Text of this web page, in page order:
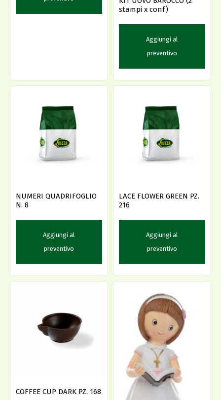
stampi x conf.)
Aggiungi al
preventivo
NUMERI QUADRIFOGLIO
N. 8
Aggiungi al
preventivo
LACE FLOWER GREEN PZ.
216
Aggiungi al
preventivo
COFFEE CUP DARK PZ. 168